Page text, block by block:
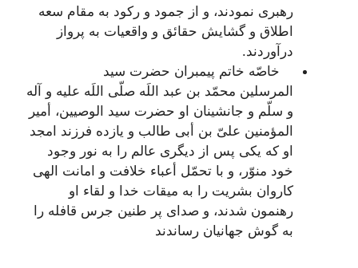
رهبرى نمودند، و از جمود و ركود به مقام سعه
اطلاق و گشایش حقائق و واقعیات به پرواز
درآوردند.
خاصّه خاتم پیمبران حضرت سید
المرسلین‌ محمّد بن عبد اللَه‌ صلّى اللَه علیه و آله
و سلّم و جانشینان او حضرت سید الوصیین، أمیر
المؤمنین‌ علىّ بن أبى طالب‌ و یازده فرزند امجد
او كه یكى پس از دیگرى عالم را به نور وجود
خود منوّر، و با تحمّل أعباء خلافت و امانت الهى
كاروان بشریت را به میقات خدا و لقاء او
رهنمون شدند، و صداى پر طنین جرس قافله را
به گوش جهانیان رساندند